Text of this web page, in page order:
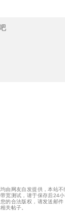
由网友自发提供，本站
宽测试，请于保存后24
的合法版权，请发送邮
关帖子。